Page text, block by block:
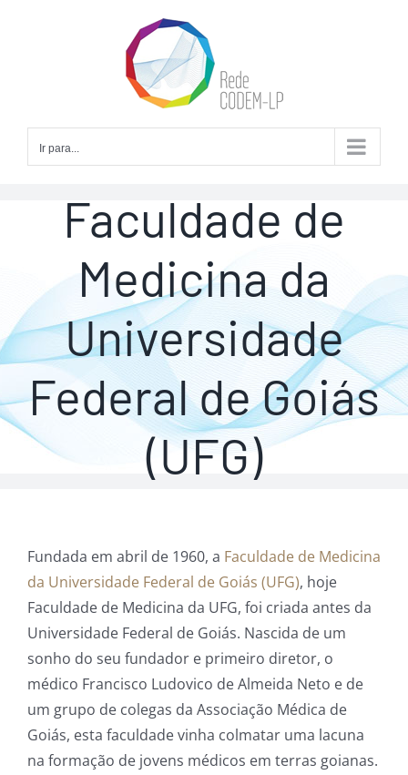
Ir para...
Faculdade de
Medicina da
Universidade
Federal de Goiás
(UFG)
Fundada em abril de 1960, a Faculdade de Medicina
da Universidade Federal de Goiás (UFG), hoje
Faculdade de Medicina da UFG, foi criada antes da
Universidade Federal de Goiás. Nascida de um
sonho do seu fundador e primeiro diretor, o
médico Francisco Ludovico de Almeida Neto e de
um grupo de colegas da Associação Médica de
Goiás, esta faculdade vinha colmatar uma lacuna
na formação de jovens médicos em terras goianas.